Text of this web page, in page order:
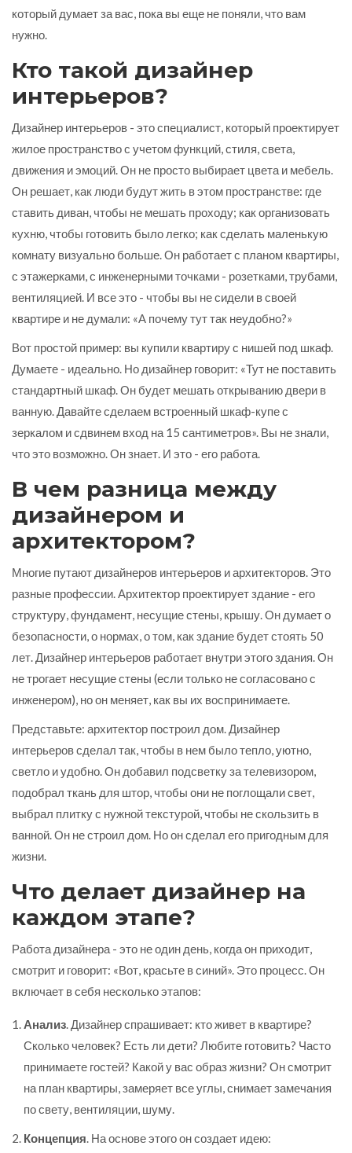
который думает за вас, пока вы еще не поняли, что вам
нужно.
Кто такой дизайнер
интерьеров?
Дизайнер интерьеров - это специалист, который проектирует
жилое пространство с учетом функций, стиля, света,
движения и эмоций. Он не просто выбирает цвета и мебель.
Он решает, как люди будут жить в этом пространстве: где
ставить диван, чтобы не мешать проходу; как организовать
кухню, чтобы готовить было легко; как сделать маленькую
комнату визуально больше. Он работает с планом квартиры,
с этажерками, с инженерными точками - розетками, трубами,
вентиляцией. И все это - чтобы вы не сидели в своей
квартире и не думали: «А почему тут так неудобно?»
Вот простой пример: вы купили квартиру с нишей под шкаф.
Думаете - идеально. Но дизайнер говорит: «Тут не поставить
стандартный шкаф. Он будет мешать открыванию двери в
ванную. Давайте сделаем встроенный шкаф-купе с
зеркалом и сдвинем вход на 15 сантиметров». Вы не знали,
что это возможно. Он знает. И это - его работа.
В чем разница между
дизайнером и
архитектором?
Многие путают дизайнеров интерьеров и архитекторов. Это
разные профессии. Архитектор проектирует здание - его
структуру, фундамент, несущие стены, крышу. Он думает о
безопасности, о нормах, о том, как здание будет стоять 50
лет. Дизайнер интерьеров работает внутри этого здания. Он
не трогает несущие стены (если только не согласовано с
инженером), но он меняет, как вы их воспринимаете.
Представьте: архитектор построил дом. Дизайнер
интерьеров сделал так, чтобы в нем было тепло, уютно,
светло и удобно. Он добавил подсветку за телевизором,
подобрал ткань для штор, чтобы они не поглощали свет,
выбрал плитку с нужной текстурой, чтобы не скользить в
ванной. Он не строил дом. Но он сделал его пригодным для
жизни.
Что делает дизайнер на
каждом этапе?
Работа дизайнера - это не один день, когда он приходит,
смотрит и говорит: «Вот, красьте в синий». Это процесс. Он
включает в себя несколько этапов:
Анализ. Дизайнер спрашивает: кто живет в квартире?
Сколько человек? Есть ли дети? Любите готовить? Часто
принимаете гостей? Какой у вас образ жизни? Он смотрит
на план квартиры, замеряет все углы, снимает замечания
по свету, вентиляции, шуму.
Концепция. На основе этого он создает идею: